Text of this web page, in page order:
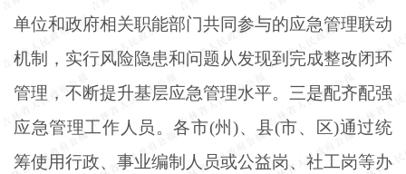
单位和政府相关职能部门共同参与的应急管理联动
机制，实行风险隐患和问题从发现到完成整改闭环
管理，不断提升基层应急管理水平。三是配齐配强
应急管理工作人员。各市(州)、县(市、区)通过统
筹使用行政、事业编制人员或公益岗、社工岗等办